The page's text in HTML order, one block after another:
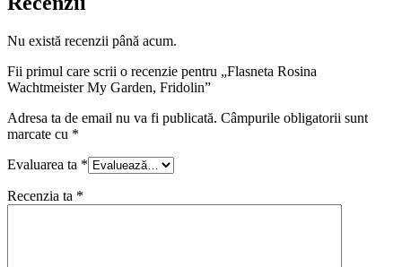
Nu există recenzii până acum.
Fii primul care scrii o recenzie pentru „Flasneta Rosina
Wachtmeister My Garden, Fridolin”
Adresa ta de email nu va fi publicată. Câmpurile obligatorii sunt
marcate cu *
Evaluarea ta *
Recenzia ta *